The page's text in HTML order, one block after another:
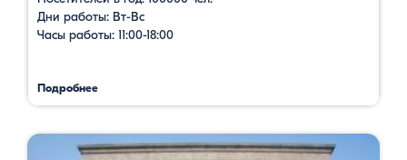
Дни работы: Вт-Вс
Часы работы: 11:00-18:00
Подробнее